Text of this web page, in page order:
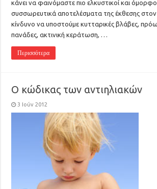
κάνει να φαινόμαστε πιο ελκυστικοί και
συσσωρευτικά αποτελέσματα της έκθεσης
κίνδυνο να υποστούμε κυτταρικές βλάβες,
πανάδες, ακτινική κεράτωση, …
Περισσότερα
Ο κώδικας των αντιηλιακών
3 Ιούν 2012